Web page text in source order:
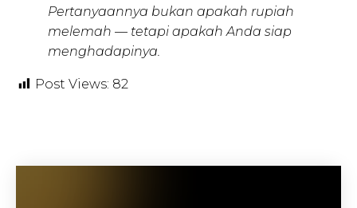
Pertanyaannya bukan apakah rupiah
melemah — tetapi apakah Anda siap
menghadapinya.
Post Views: 82